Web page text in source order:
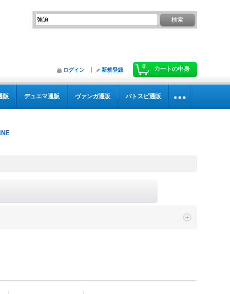
0 カートの中身
ログイン 新規登録
販 デュエマ通販 ヴァンガ通販 バトスピ通販